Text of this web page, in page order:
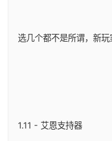
选几个都不是所谓，新
1.11 - 艾恩支持器